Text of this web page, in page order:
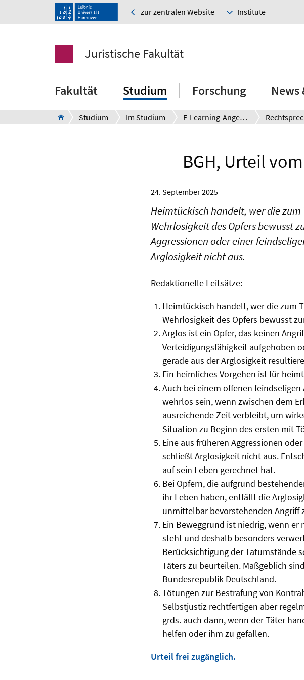
zur zentralen Website Institute
Juristische Fakultät
Fakultät Studium Forschung News
Studium Im Studium E-Learning-Angebote
BGH, Urteil
24. September 2025
Heimtückisch handelt, wer die
Wehrlosigkeit des Opfers bewusst
Aggressionen oder einer
Arglosigkeit nicht aus.
Redaktionelle Leitsätze:
Heimtückisch handelt, wer die zum
Wehrlosigkeit des Opfers bewusst
Arglos ist ein Opfer, das keinen
Verteidigungsfähigkeit aufgehoben
gerade aus der Arglosigkeit
Ein heimliches Vorgehen ist für
Auch bei einem offenen
wehrlos sein, wenn zwischen dem
ausreichende Zeit verbleibt, um
Situation zu Beginn des ersten mit
Eine aus früheren Aggressionen
schließt Arglosigkeit nicht aus.
auf sein Leben gerechnet hat.
Bei Opfern, die aufgrund
ihr Leben haben, entfällt die
unmittelbar bevorstehenden Angriff
Ein Beweggrund ist niedrig, wenn
steht und deshalb besonders
Berücksichtigung der Tatumstände
Täters zu beurteilen. Maßgeblich
Bundesrepublik Deutschland.
Tötungen zur Bestrafung von
Selbstjustiz rechtfertigen aber
grds. auch dann, wenn der Täter
helfen oder ihm zu gefallen.
Urteil frei zugänglich.